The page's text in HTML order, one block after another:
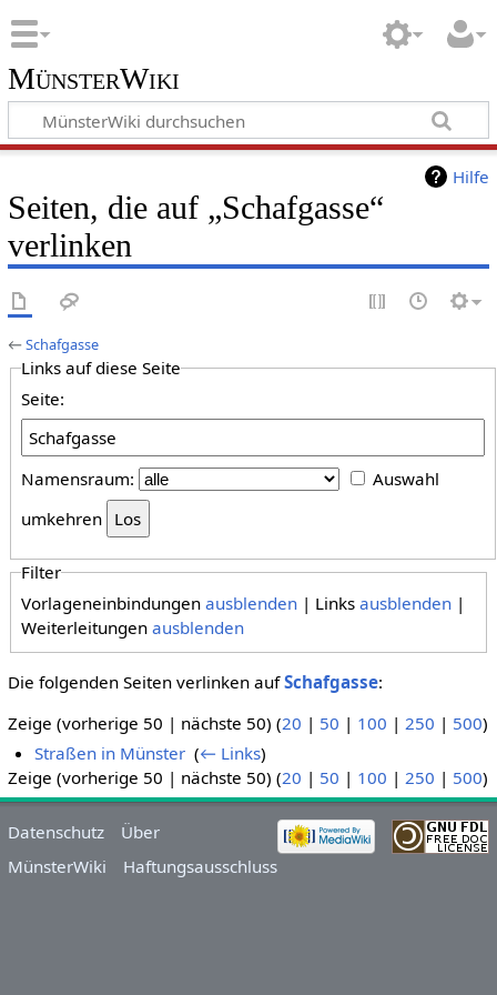
MünsterWiki
Hilfe
Seiten, die auf „Schafgasse“
verlinken
←Schafgasse
Links auf diese Seite
Seite:
Namensraum:
Auswahl
umkehren
Filter
Vorlageneinbindungenausblenden | Linksausblenden |
Weiterleitungenausblenden
Die folgenden Seiten verlinken aufSchafgasse:
Zeige (vorherige 50 | nächste 50) (20 | 50 | 100 | 250 | 500)
Straßen in Münster ‎(← Links)
Zeige (vorherige 50 | nächste 50) (20 | 50 | 100 | 250 | 500)
Datenschutz
Über
MünsterWiki
Haftungsausschluss